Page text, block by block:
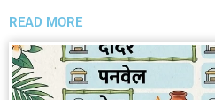
READ MORE